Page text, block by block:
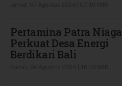
Pertamina Patra Niaga
Perkuat Desa Energi
Berdikari Bali